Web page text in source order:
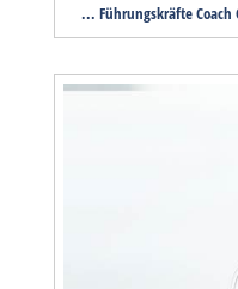
... Führungskräfte Coach